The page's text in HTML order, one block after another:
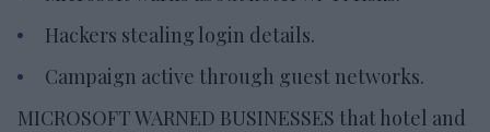
Hackers stealing login details.
Campaign active through guest networks.
MICROSOFT WARNED BUSINESSES that hotel and